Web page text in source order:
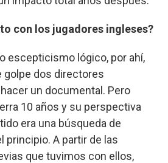
con los jugadores ingleses?
escepticismo lógico, por ahí,
golpe dos directores
un documental. Pero
10 años y su perspectiva
era una búsqueda de
principio. A partir de las
que tuvimos con ellos,